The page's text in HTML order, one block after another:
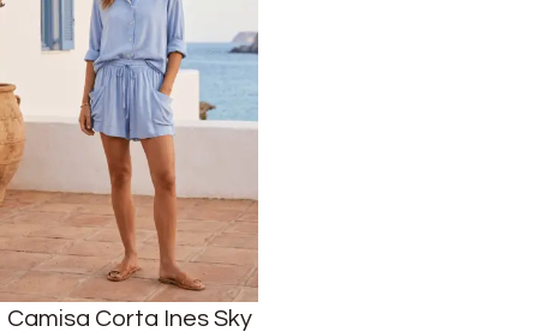
Camisa Corta Ines Sky